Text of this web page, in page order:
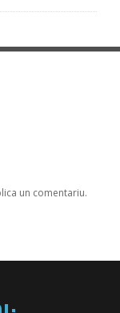
un comentariu.